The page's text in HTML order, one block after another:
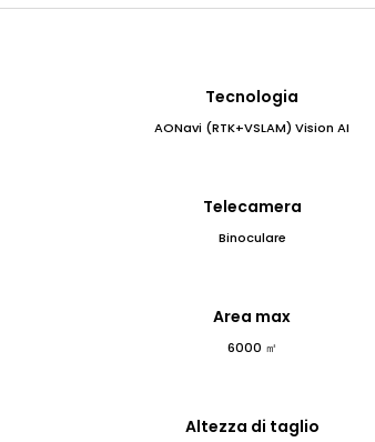
Tecnologia
AONavi (RTK+VSLAM) Vision AI
Telecamera
Binoculare
Area max
6000 ㎡
Altezza di taglio